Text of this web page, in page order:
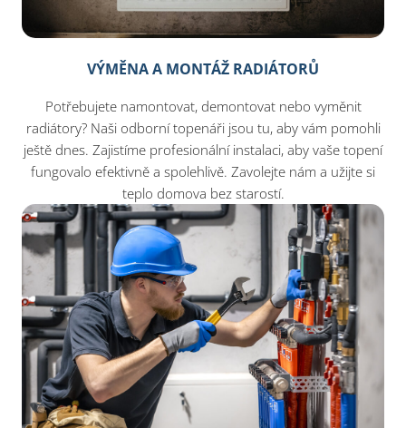
VÝMĚNA A MONTÁŽ RADIÁTORŮ
Potřebujete namontovat, demontovat nebo vyměnit
radiátory? Naši odborní topenáři jsou tu, aby vám pomohli
ještě dnes. Zajistíme profesionální instalaci, aby vaše topení
fungovalo efektivně a spolehlivě. Zavolejte nám a užijte si
teplo domova bez starostí.